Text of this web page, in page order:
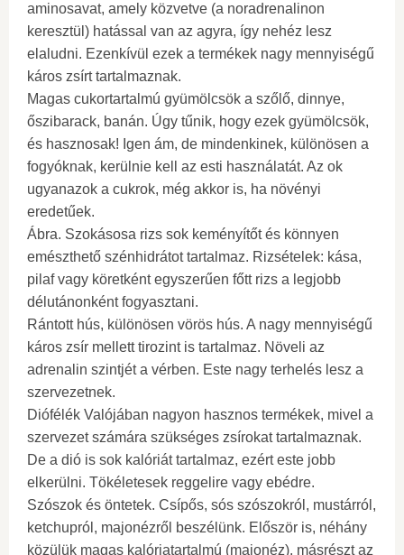
aminosavat, amely közvetve (a noradrenalinon
keresztül) hatással van az agyra, így nehéz lesz
elaludni. Ezenkívül ezek a termékek nagy mennyiségű
káros zsírt tartalmaznak.
Magas cukortartalmú gyümölcsök a szőlő, dinnye,
őszibarack, banán. Úgy tűnik, hogy ezek gyümölcsök,
és hasznosak! Igen ám, de mindenkinek, különösen a
fogyóknak, kerülnie kell az esti használatát. Az ok
ugyanazok a cukrok, még akkor is, ha növényi
eredetűek.
Ábra. Szokásosa rizs sok keményítőt és könnyen
emészthető szénhidrátot tartalmaz. Rizsételek: kása,
pilaf vagy köretként egyszerűen főtt rizs a legjobb
délutánonként fogyasztani.
Rántott hús, különösen vörös hús. A nagy mennyiségű
káros zsír mellett tirozint is tartalmaz. Növeli az
adrenalin szintjét a vérben. Este nagy terhelés lesz a
szervezetnek.
Diófélék Valójában nagyon hasznos termékek, mivel a
szervezet számára szükséges zsírokat tartalmaznak.
De a dió is sok kalóriát tartalmaz, ezért este jobb
elkerülni. Tökéletesek reggelire vagy ebédre.
Szószok és öntetek. Csípős, sós szószokról, mustárról,
ketchupról, majonézről beszélünk. Először is, néhány
közülük magas kalóriatartalmú (majonéz), másrészt az